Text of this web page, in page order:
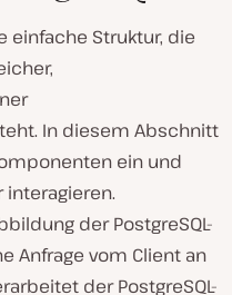
einfache Struktur, die
In diesem Abschnitt
ein und
der PostgreSQL-
Anfrage vom Client an
der PostgreSQL-